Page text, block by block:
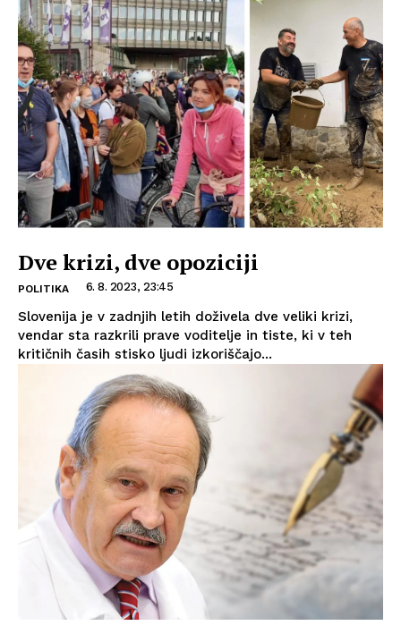
Dve krizi, dve opoziciji
POLITIKA 6. 8. 2023, 23:45
Slovenija je v zadnjih letih doživela dve veliki krizi,
vendar sta razkrili prave voditelje in tiste, ki v teh
kritičnih časih stisko ljudi izkoriščajo...